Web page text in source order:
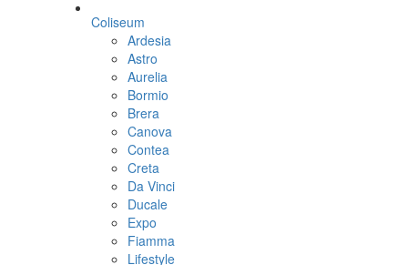
Coliseum
Ardesia
Astro
Aurelia
Bormio
Brera
Canova
Contea
Creta
Da Vinci
Ducale
Expo
Fiamma
Lifestyle